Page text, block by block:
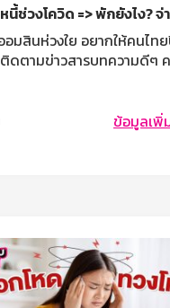
นี้ช่วงโควิด => พักยังไง? จ่
อมสินห่วงใย อยากให้คนไท
ดตามข่าวสารบทความดีๆ
ข้อมูลเพิ่